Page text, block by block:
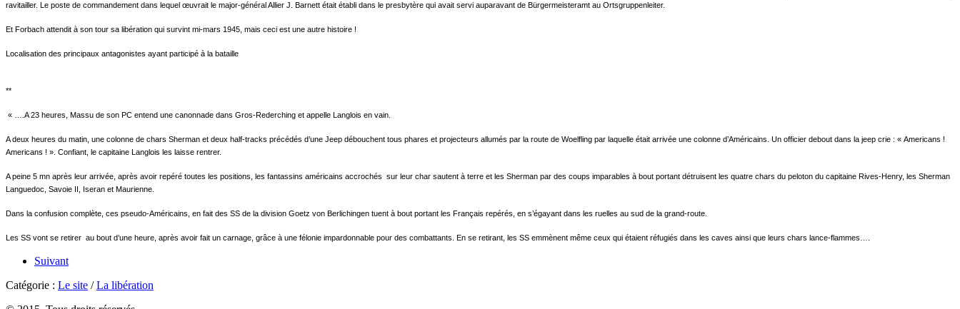
ravitailler. Le poste de commandement dans lequel œuvrait le major-général Allier J. Barnett était établi dans le presbytère qui avait servi auparavant de Bürgermeisteramt au Ortsgruppenleiter.
Et Forbach attendit à son tour sa libération qui survint mi-mars 1945, mais ceci est une autre histoire !
Localisation des principaux antagonistes ayant participé à la bataille
**
« ….A 23 heures, Massu de son PC entend une canonnade dans Gros-Rederching et appelle Langlois en vain.
A deux heures du matin, une colonne de chars Sherman et deux half-tracks précédés d’une Jeep débouchent tous phares et projecteurs allumés par la route de Woelfling par laquelle était arrivée une colonne d’Américains. Un officier debout dans la jeep crie : « Americans !
Americans ! ». Confiant, le capitaine Langlois les laisse rentrer.
A peine 5 mn après leur arrivée, après avoir repéré toutes les positions, les fantassins américains accrochés sur leur char sautent à terre et les Sherman par des coups imparables à bout portant détruisent les quatre chars du peloton du capitaine Rives-Henry, les Sherman
Languedoc, Savoie II, Iseran et Maurienne.
Dans la confusion complète, ces pseudo-Américains, en fait des SS de la division Goetz von Berlichingen tuent à bout portant les Français repérés, en s’égayant dans les ruelles au sud de la grand-route.
Les SS vont se retirer au bout d’une heure, après avoir fait un carnage, grâce à une félonie impardonnable pour des combattants. En se retirant, les SS emmènent même ceux qui étaient réfugiés dans les caves ainsi que leurs chars lance-flammes….
Suivant
Catégorie : Le site /La libération